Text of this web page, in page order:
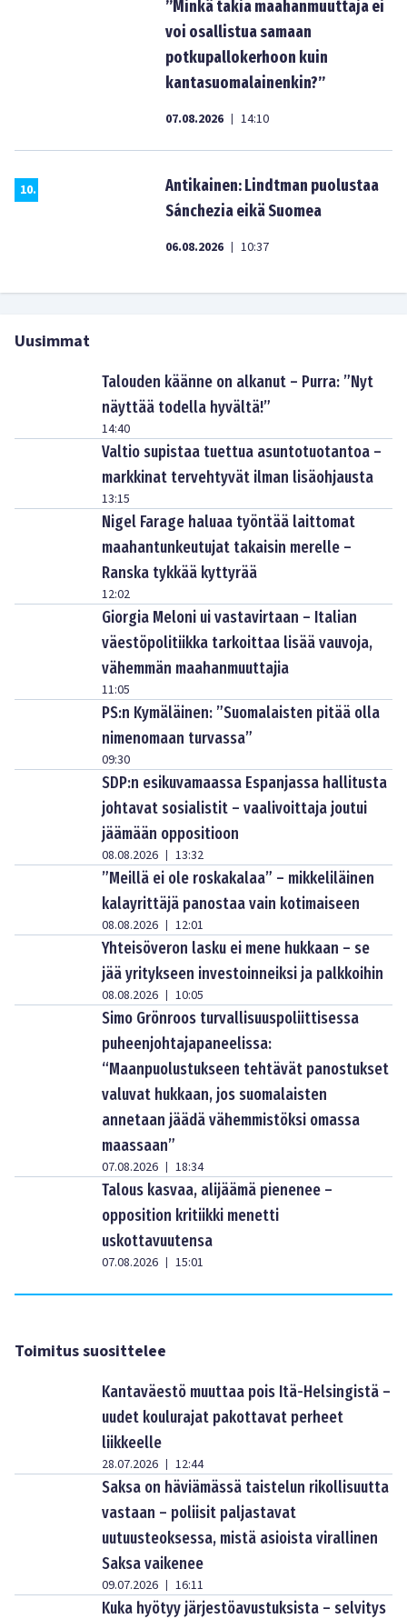
”Minkä takia maahanmuuttaja ei
voi osallistua samaan
potkupallokerhoon kuin
kantasuomalainenkin?”
07.08.2026 | 14:10
10.
Antikainen: Lindtman puolustaa
Sánchezia eikä Suomea
06.08.2026 | 10:37
Uusimmat
Talouden käänne on alkanut – Purra: ”Nyt
näyttää todella hyvältä!”
14:40
Valtio supistaa tuettua asuntotuotantoa –
markkinat tervehtyvät ilman lisäohjausta
13:15
Nigel Farage haluaa työntää laittomat
maahantunkeutujat takaisin merelle –
Ranska tykkää kyttyrää
12:02
Giorgia Meloni ui vastavirtaan – Italian
väestöpolitiikka tarkoittaa lisää vauvoja,
vähemmän maahanmuuttajia
11:05
PS:n Kymäläinen: ”Suomalaisten pitää olla
nimenomaan turvassa”
09:30
SDP:n esikuvamaassa Espanjassa hallitusta
johtavat sosialistit – vaalivoittaja joutui
jäämään oppositioon
08.08.2026 | 13:32
”Meillä ei ole roskakalaa” – mikkeliläinen
kalayrittäjä panostaa vain kotimaiseen
08.08.2026 | 12:01
Yhteisöveron lasku ei mene hukkaan – se
jää yritykseen investoinneiksi ja palkkoihin
08.08.2026 | 10:05
Simo Grönroos turvallisuuspoliittisessa
puheenjohtajapaneelissa:
“Maanpuolustukseen tehtävät panostukset
valuvat hukkaan, jos suomalaisten
annetaan jäädä vähemmistöksi omassa
maassaan”
07.08.2026 | 18:34
Talous kasvaa, alijäämä pienenee –
opposition kritiikki menetti
uskottavuutensa
07.08.2026 | 15:01
Toimitus suosittelee
Kantaväestö muuttaa pois Itä-Helsingistä –
uudet koulurajat pakottavat perheet
liikkeelle
28.07.2026 | 12:44
Saksa on häviämässä taistelun rikollisuutta
vastaan – poliisit paljastavat
uutuusteoksessa, mistä asioista virallinen
Saksa vaikenee
09.07.2026 | 16:11
Kuka hyötyy järjestöavustuksista – selvitys